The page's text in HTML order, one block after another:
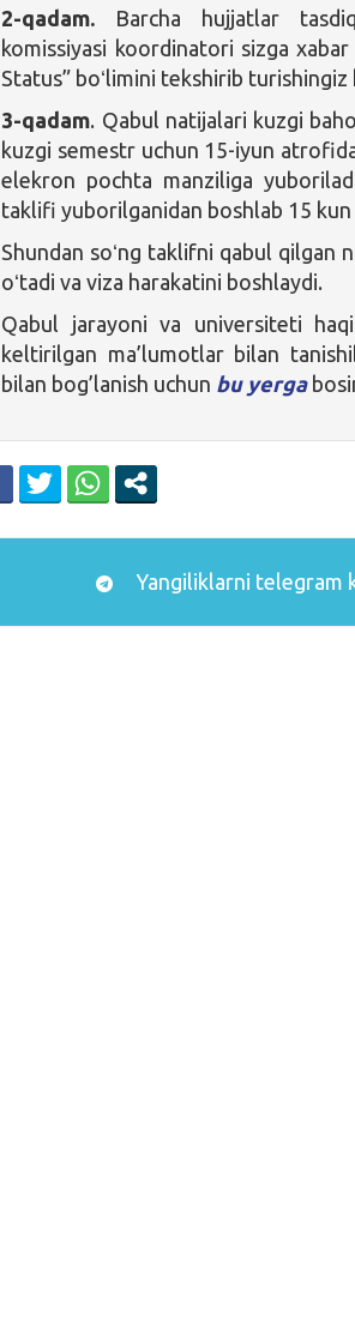
2-qadam. Barcha hujjatlar
komissiyasi koordinatori sizga
Status” boʻlimini tekshirib turishingiz
3-qadam. Qabul natijalari kuzgi
kuzgi semestr uchun 15-iyun
elekron pochta manziliga
taklifi yuborilganidan boshlab 15
Shundan soʻng taklifni qabul qilgan
oʻtadi va viza harakatini boshlaydi.
Qabul jarayoni va universiteti
keltirilgan ma’lumotlar bilan
bilan bog’lanish uchun bu yerga
Yangiliklarni telegram